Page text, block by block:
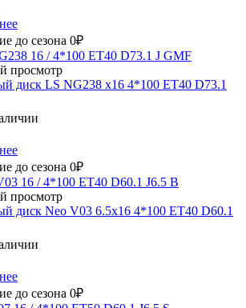
до сезона 0₽
просмотр
диск LS NG238 x16 4*100 ET40 D73.1
до сезона 0₽
просмотр
диск Neo V03 6.5x16 4*100 ET40 D60.1
до сезона 0₽